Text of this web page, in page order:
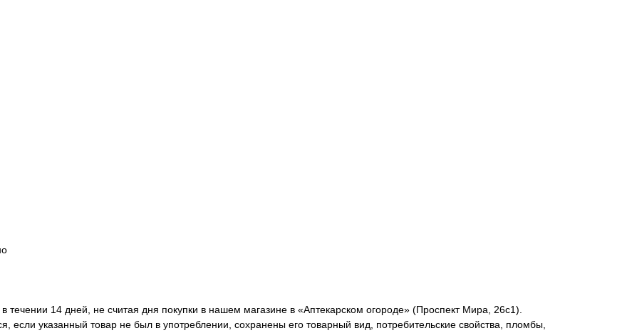
течении 14 дней, не считая дня покупки в нашем магазине в «Аптекарском огороде» (Проспект Мира, 26с1).
если указанный товар не был в употреблении, сохранены его товарный вид, потребительские свойства, пломбы,